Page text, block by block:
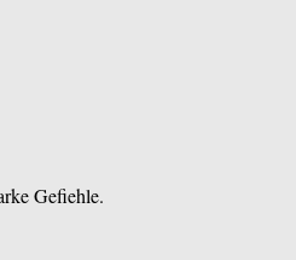
Gefiehle.